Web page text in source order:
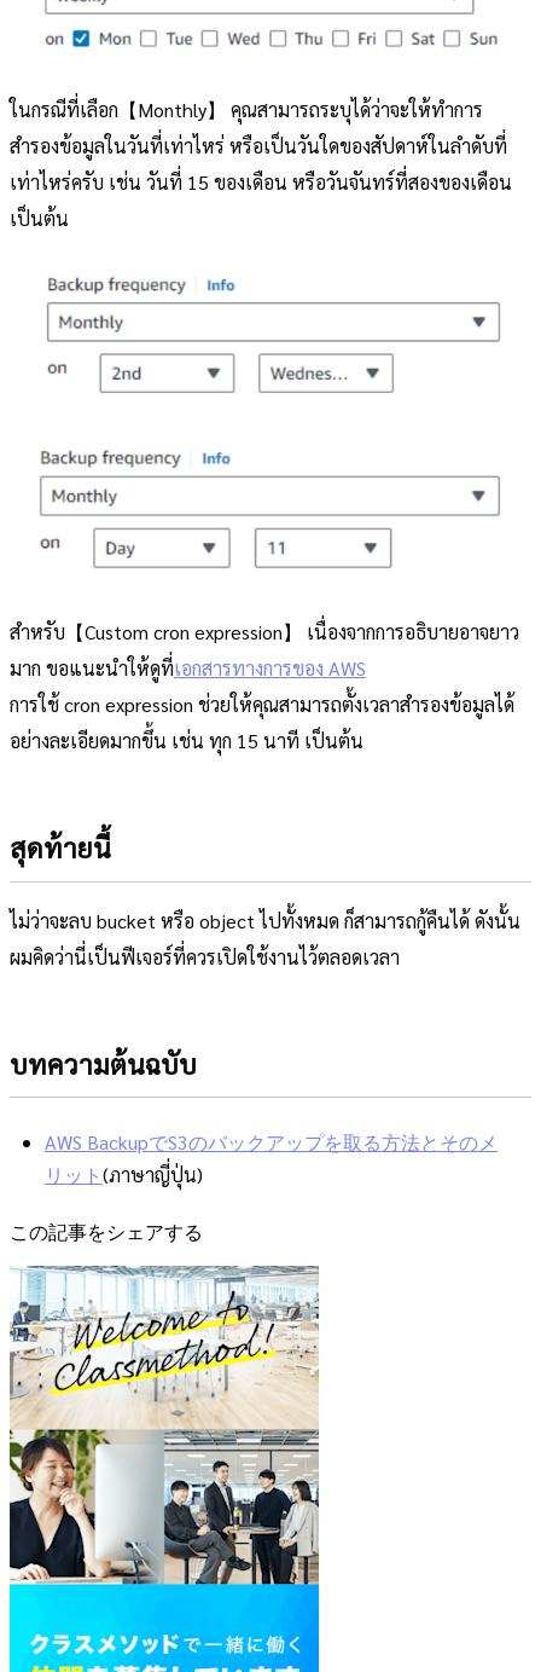
ในกรณีที่เลือก【Monthly】 คุณสามารถระบุได้ว่าจะให้ทำการ
สำรองข้อมูลในวันที่เท่าไหร่ หรือเป็นวันใดของสัปดาห์ในลำดับที่
เท่าไหร่ครับ เช่น วันที่ 15 ของเดือน หรือวันจันทร์ที่สองของเดือน
เป็นต้น
สำหรับ【Custom cron expression】 เนื่องจากการอธิบายอาจยาว
มาก ขอแนะนำให้ดูที่เอกสารทางการของ AWS
การใช้ cron expression ช่วยให้คุณสามารถตั้งเวลาสำรองข้อมูลได้
อย่างละเอียดมากขึ้น เช่น ทุก 15 นาที เป็นต้น
สุดท้ายนี้
ไม่ว่าจะลบ bucket หรือ object ไปทั้งหมด ก็สามารถกู้คืนได้ ดังนั้น
ผมคิดว่านี่เป็นฟีเจอร์ที่ควรเปิดใช้งานไว้ตลอดเวลา
บทความต้นฉบับ
AWS BackupでS3のバックアップを取る方法とそのメ
リット(ภาษาญี่ปุ่น)
この記事をシェアする